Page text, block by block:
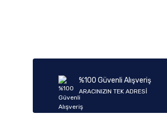
%100 Güvenli Alışveriş
ARACINIZIN TEK ADRESİ